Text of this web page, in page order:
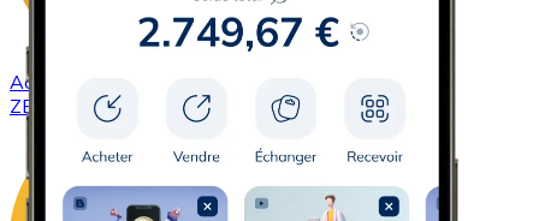
Acheter
ZEC